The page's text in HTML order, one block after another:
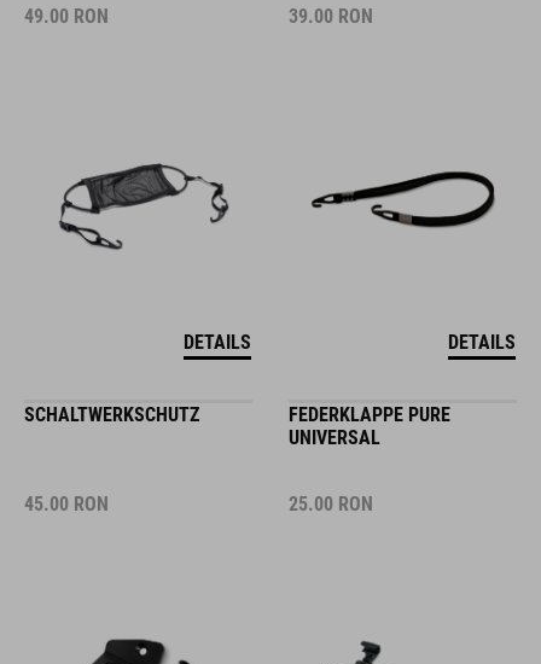
49.00 RON
DETAILS
39.00 RON
DETAILS
SCHALTWERKSCHUTZ
45.00 RON
FEDERKLAPPE PURE
UNIVERSAL
25.00 RON